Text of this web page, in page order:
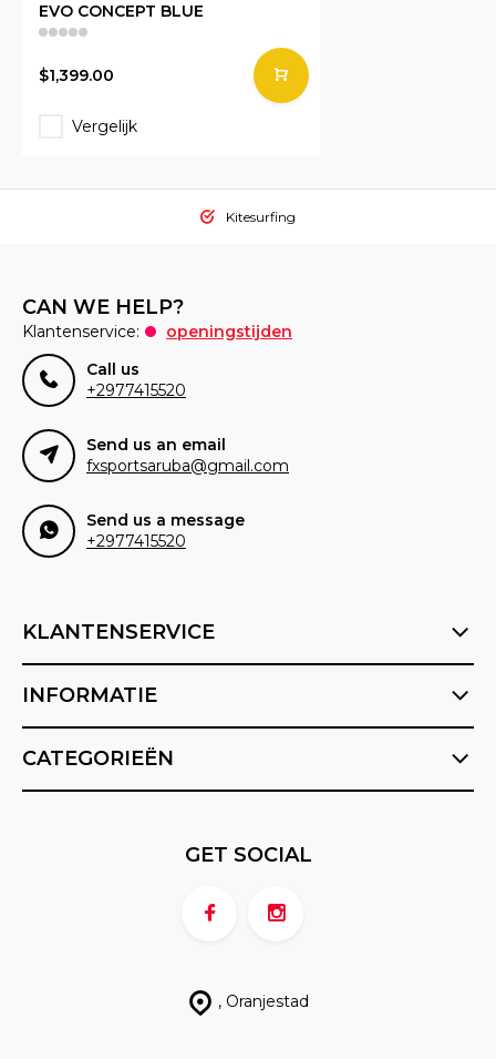
EVO CONCEPT BLUE
$1,399.00
Vergelijk
Kitesurfing
CAN WE HELP?
Klantenservice:
openingstijden
Call us
+2977415520
Send us an email
fxsportsaruba@gmail.com
Send us a message
+2977415520
KLANTENSERVICE
INFORMATIE
CATEGORIEËN
, Oranjestad
GET SOCIAL